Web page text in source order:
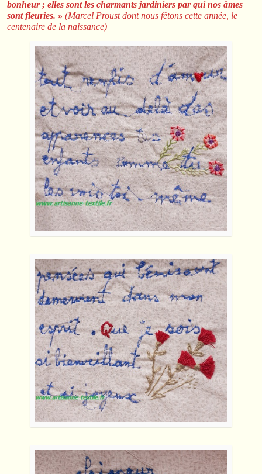
bonheur ; elles sont les charmants jardiniers par qui nos âmes
sont fleuries. » (Marcel Proust dont nous fêtons cette année, le
centenaire de la naissance)